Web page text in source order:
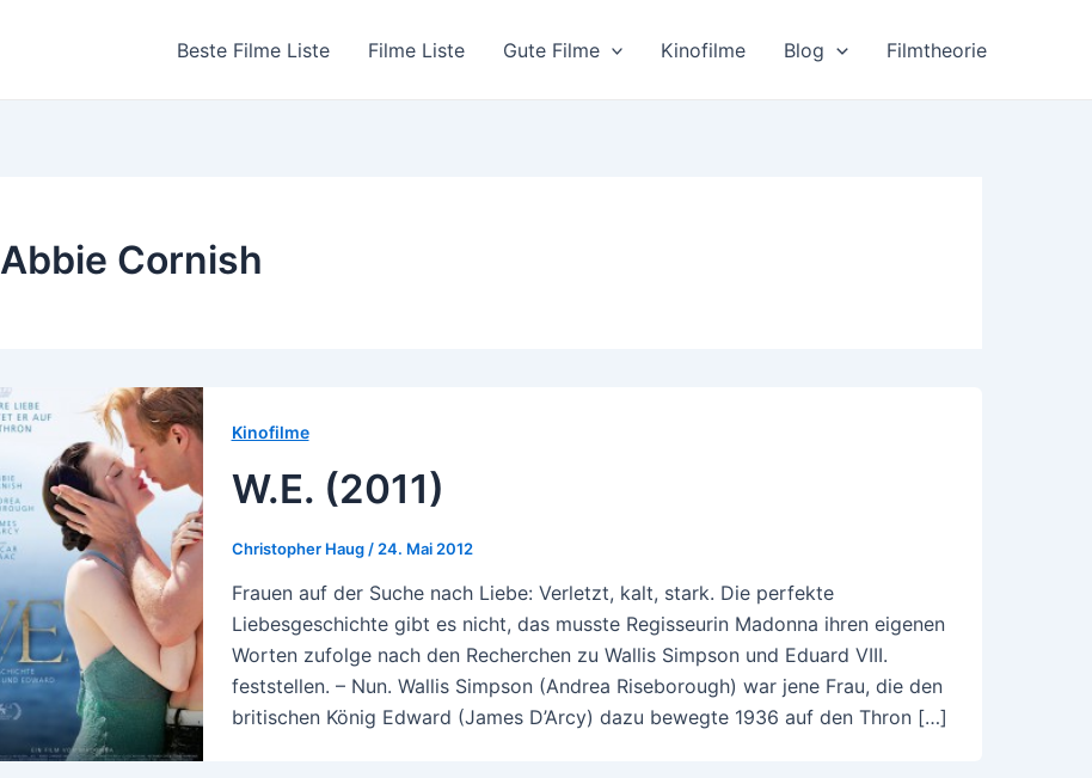
Beste Filme Liste Filme Liste Gute Filme Kinofilme Blog Filmtheorie
Abbie Cornish
Kinofilme
W.E. (2011)
Christopher Haug / 24. Mai 2012
Frauen auf der Suche nach Liebe: Verletzt, kalt, stark. Die perfekte
Liebesgeschichte gibt es nicht, das musste Regisseurin Madonna ihren eigenen
Worten zufolge nach den Recherchen zu Wallis Simpson und Eduard VIII.
feststellen. – Nun. Wallis Simpson (Andrea Riseborough) war jene Frau, die den
britischen König Edward (James D’Arcy) dazu bewegte 1936 auf den Thron […]